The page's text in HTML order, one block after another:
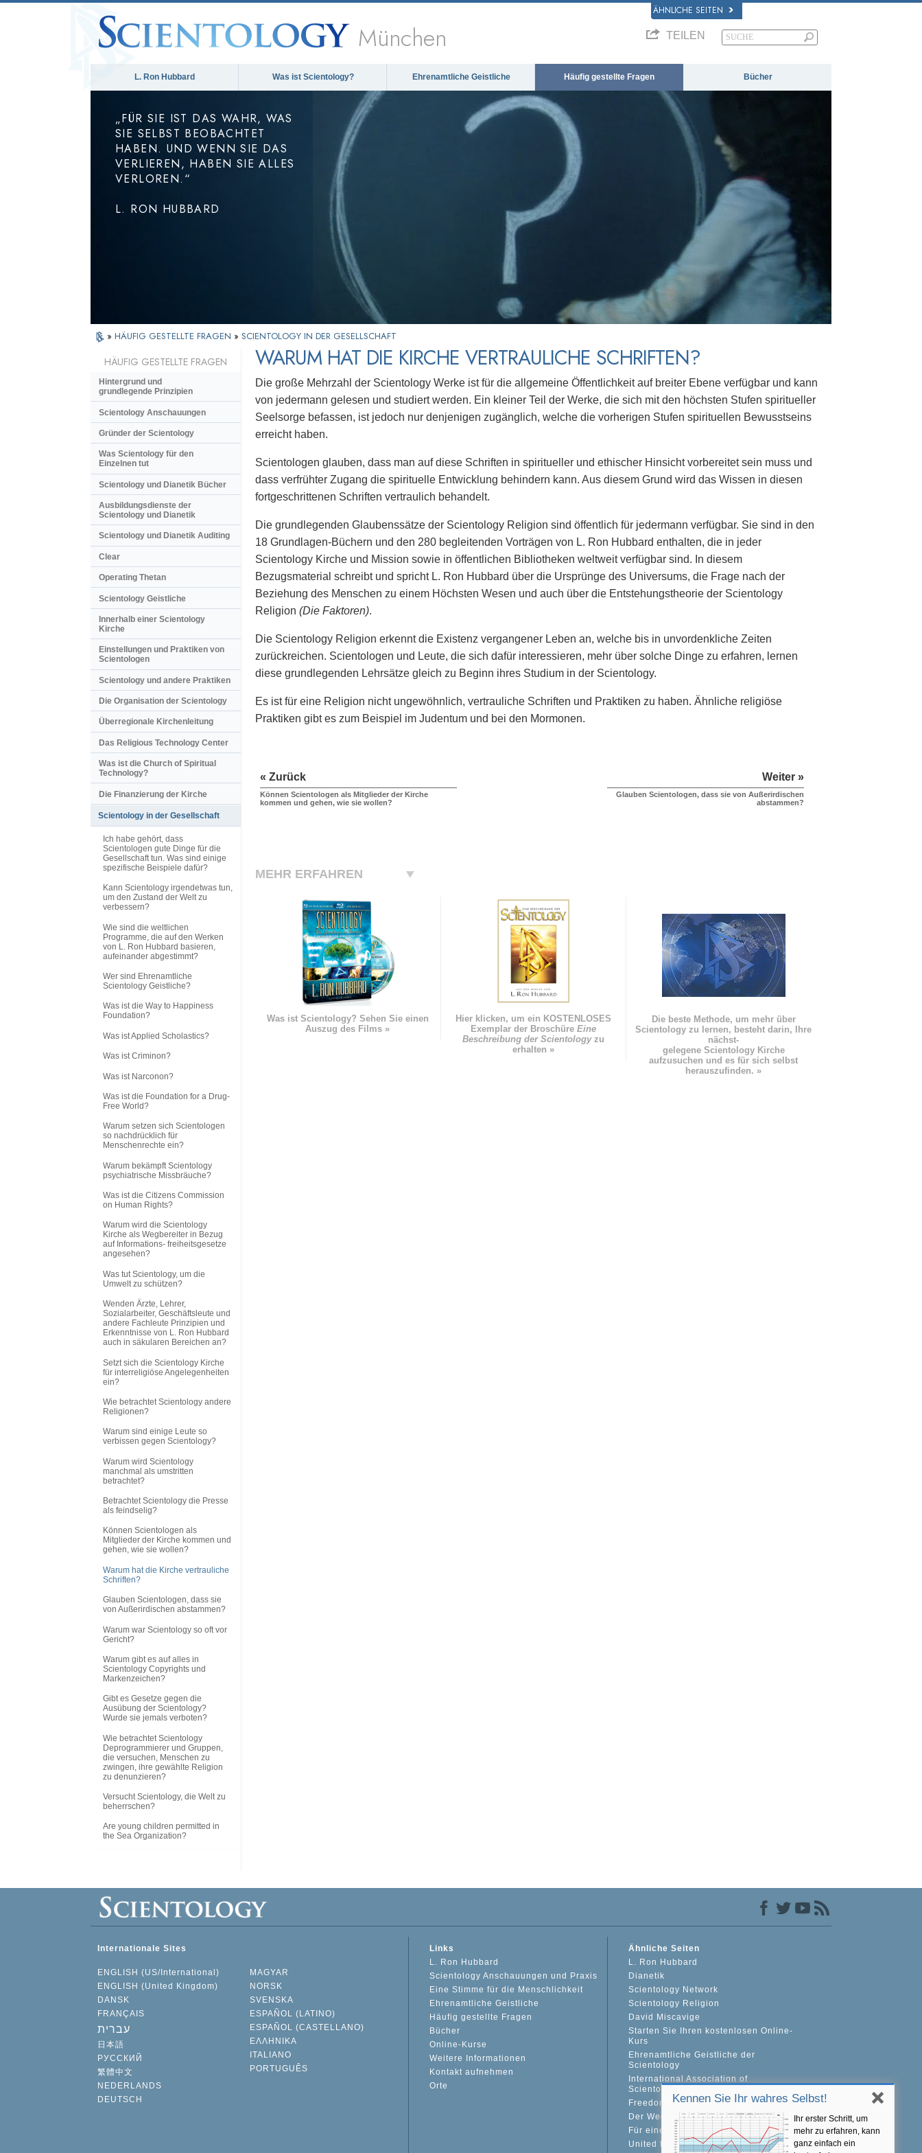
ÄHNLICHE SEITEN
München TEILEN
L. Ron Hubbard Was ist Scientology? Ehrenamtliche Geistliche Häufig gestellte Fragen Bücher
„FÜR SIE IST DAS WAHR, WAS
SIE SELBST BEOBACHTET
HABEN. UND WENN SIE DAS
VERLIEREN, HABEN SIE ALLES
VERLOREN.“
L. RON HUBBARD
» HÄUFIG GESTELLTE FRAGEN » SCIENTOLOGY IN DER GESELLSCHAFT
WARUM HAT DIE KIRCHE VERTRAULICHE SCHRIFTEN?
Die große Mehrzahl der Scientology Werke ist für die allgemeine Öffentlichkeit auf breiter Ebene verfügbar und kann
von jedermann gelesen und studiert werden. Ein kleiner Teil der Werke, die sich mit den höchsten Stufen spiritueller
Seelsorge befassen, ist jedoch nur denjenigen zugänglich, welche die vorherigen Stufen spirituellen Bewusstseins
erreicht haben.
Scientologen glauben, dass man auf diese Schriften in spiritueller und ethischer Hinsicht vorbereitet sein muss und
dass verfrühter Zugang die spirituelle Entwicklung behindern kann. Aus diesem Grund wird das Wissen in diesen
fortgeschrittenen Schriften vertraulich behandelt.
Die grundlegenden Glaubenssätze der Scientology Religion sind öffentlich für jedermann verfügbar. Sie sind in den
18 Grundlagen-Büchern und den 280 begleitenden Vorträgen von L. Ron Hubbard enthalten, die in jeder
Scientology Kirche und Mission sowie in öffentlichen Bibliotheken weltweit verfügbar sind. In diesem
Bezugsmaterial schreibt und spricht L. Ron Hubbard über die Ursprünge des Universums, die Frage nach der
Beziehung des Menschen zu einem Höchsten Wesen und auch über die Entstehungstheorie der Scientology
Religion (Die Faktoren).
Die Scientology Religion erkennt die Existenz vergangener Leben an, welche bis in unvordenkliche Zeiten
zurückreichen. Scientologen und Leute, die sich dafür interessieren, mehr über solche Dinge zu erfahren, lernen
diese grundlegenden Lehrsätze gleich zu Beginn ihres Studium in der Scientology.
Es ist für eine Religion nicht ungewöhnlich, vertrauliche Schriften und Praktiken zu haben. Ähnliche religiöse
Praktiken gibt es zum Beispiel im Judentum und bei den Mormonen.
« Zurück
Können Scientologen als Mitglieder der Kirche
kommen und gehen, wie sie wollen?
Weiter »
Glauben Scientologen, dass sie von Außerirdischen
abstammen?
MEHR ERFAHREN
Was ist Scientology? Sehen Sie einen
Auszug des Films »
Hier klicken, um ein KOSTENLOSES
Exemplar der Broschüre Eine
Beschreibung der Scientologyzu
erhalten »
Die beste Methode, um mehr über
Scientology zu lernen, besteht darin, Ihre
nächst-
gelegene Scientology Kirche
aufzusuchen und es für sich selbst
herauszufinden. »
HÄUFIG GESTELLTE FRAGEN
Hintergrund und
grundlegende Prinzipien
Scientology Anschauungen
Gründer der Scientology
Was Scientology für den
Einzelnen tut
Scientology und Dianetik Bücher
Ausbildungsdienste der
Scientology und Dianetik
Scientology und Dianetik Auditing
Clear
Operating Thetan
Scientology Geistliche
Innerhalb einer Scientology
Kirche
Einstellungen und Praktiken von
Scientologen
Scientology und andere Praktiken
Die Organisation der Scientology
Überregionale Kirchenleitung
Das Religious Technology Center
Was ist die Church of Spiritual
Technology?
Die Finanzierung der Kirche
Scientology in der Gesellschaft
Ich habe gehört, dass
Scientologen gute Dinge für die
Gesellschaft tun. Was sind einige
spezifische Beispiele dafür?
Kann Scientology irgendetwas tun,
um den Zustand der Welt zu
verbessern?
Wie sind die weltlichen
Programme, die auf den Werken
von L. Ron Hubbard basieren,
aufeinander abgestimmt?
Wer sind Ehrenamtliche
Scientology Geistliche?
Was ist die Way to Happiness
Foundation?
Was ist Applied Scholastics?
Was ist Criminon?
Was ist Narconon?
Was ist die Foundation for a Drug-
Free World?
Warum setzen sich Scientologen
so nachdrücklich für
Menschenrechte ein?
Warum bekämpft Scientology
psychiatrische Missbräuche?
Was ist die Citizens Commission
on Human Rights?
Warum wird die Scientology
Kirche als Wegbereiter in Bezug
auf Informations- freiheitsgesetze
angesehen?
Was tut Scientology, um die
Umwelt zu schützen?
Wenden Ärzte, Lehrer,
Sozialarbeiter, Geschäftsleute und
andere Fachleute Prinzipien und
Erkenntnisse von L. Ron Hubbard
auch in säkularen Bereichen an?
Setzt sich die Scientology Kirche
für interreligiöse Angelegenheiten
ein?
Wie betrachtet Scientology andere
Religionen?
Warum sind einige Leute so
verbissen gegen Scientology?
Warum wird Scientology
manchmal als umstritten
betrachtet?
Betrachtet Scientology die Presse
als feindselig?
Können Scientologen als
Mitglieder der Kirche kommen und
gehen, wie sie wollen?
Warum hat die Kirche vertrauliche
Schriften?
Glauben Scientologen, dass sie
von Außerirdischen abstammen?
Warum war Scientology so oft vor
Gericht?
Warum gibt es auf alles in
Scientology Copyrights und
Markenzeichen?
Gibt es Gesetze gegen die
Ausübung der Scientology?
Wurde sie jemals verboten?
Wie betrachtet Scientology
Deprogrammierer und Gruppen,
die versuchen, Menschen zu
zwingen, ihre gewählte Religion
zu denunzieren?
Versucht Scientology, die Welt zu
beherrschen?
Are young children permitted in
the Sea Organization?
Kennen Sie Ihr wahres Selbst!
Ihr erster Schritt, um
mehr zu erfahren, kann
ganz einfach ein
Internationale Sites
ENGLISH (US/International)
ENGLISH (United Kingdom)
DANSK
FRANÇAIS
עברית
日本語
РУССКИЙ
繁體中文
NEDERLANDS
DEUTSCH
MAGYAR
NORSK
SVENSKA
ESPAÑOL (LATINO)
ESPAÑOL (CASTELLANO)
ΕΛΛΗΝΙΚA
ITALIANO
PORTUGUÊS
Links
L. Ron Hubbard
Scientology Anschauungen und Praxis
Eine Stimme für die Menschlichkeit
Ehrenamtliche Geistliche
Häufig gestellte Fragen
Bücher
Online-Kurse
Weitere Informationen
Kontakt aufnehmen
Orte
Ähnliche Seiten
L. Ron Hubbard
Dianetik
Scientology Network
Scientology Religion
David Miscavige
Starten Sie Ihren kostenlosen Online-
Kurs
Ehrenamtliche Geistliche der
Scientology
International Association of
Scientologists
Freedom Magazine
Der Weg zum Glücklichsein
Für eine Welt ohne Drogenkonsum
United for Human Rights